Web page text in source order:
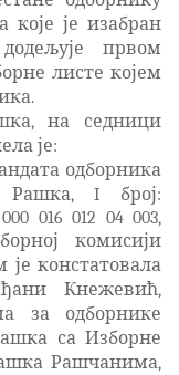
је изабран
првом
листе којем
на седници
је:
одборника
Рашка, I број:
016 012 04 003,
комисији
констатовала
Кнежевић,
за одборнике
са Изборне
Рашчанима,